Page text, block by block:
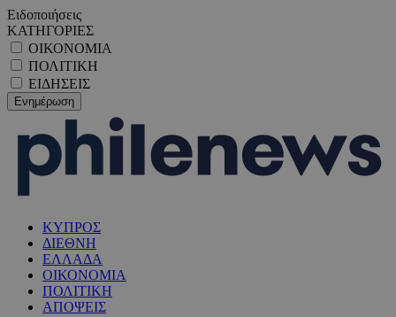
Ειδοποιήσεις
ΚΑΤΗΓΟΡΙΕΣ
ΟΙΚΟΝΟΜΙΑ
ΠΟΛΙΤΙΚΗ
ΕΙΔΗΣΕΙΣ
ΚΥΠΡΟΣ
ΔΙΕΘΝΗ
ΕΛΛΑΔΑ
ΟΙΚΟΝΟΜΙΑ
ΠΟΛΙΤΙΚΗ
ΑΠΟΨΕΙΣ